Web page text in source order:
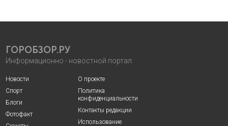
ГОРОБЗОР.РУ
Информационно - новостной портал
Новости
Спорт
Блоги
Фотофакт
О проекте
Политика
конфиденциальности
Контакты редакции
Использование